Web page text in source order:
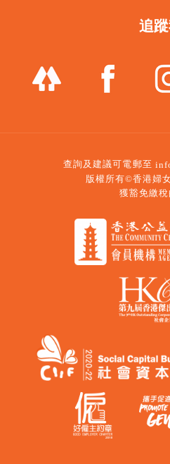
追
查詢及建議可電郵至
版權所有©香港婦
獲豁免繳